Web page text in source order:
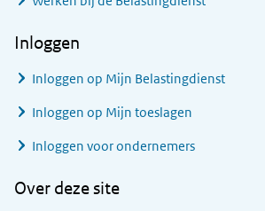
Inloggen
Inloggen op Mijn Belastingdienst
Inloggen op Mijn toeslagen
Inloggen voor ondernemers
Over deze site